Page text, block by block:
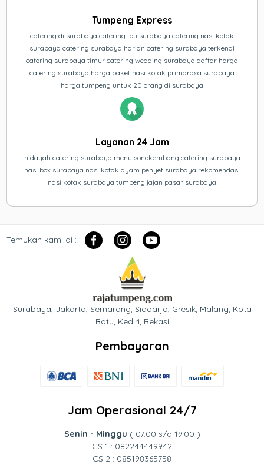
Tumpeng Express
catering di surabaya catering ibu surabaya catering nasi kotak
surabaya catering surabaya harian catering surabaya terkenal
catering surabaya timur catering wedding surabaya daftar harga
catering surabaya harga paket nasi kotak primarasa surabaya
harga tumpeng untuk 20 orang di surabaya
Layanan 24 Jam
hidayah catering surabaya menu sonokembang catering surabaya
nasi box surabaya nasi kotak ayam penyet surabaya rekomendasi
nasi kotak surabaya tumpeng jajan pasar surabaya
Temukan kami di :
Surabaya, Jakarta, Semarang, Sidoarjo, Gresik, Malang, Kota
Batu, Kediri, Bekasi
Pembayaran
Jam Operasional 24/7
Senin - Minggu ( 07.00 s/d 19.00 )
CS 1 : 082244449942
CS 2 : 085198365758